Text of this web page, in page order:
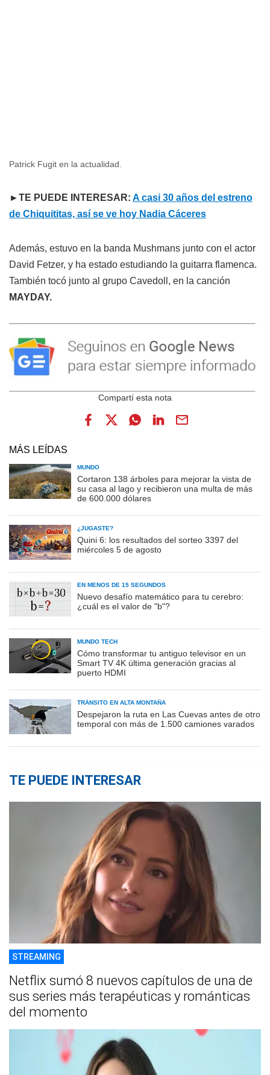
Patrick Fugit en la actualidad.
►TE PUEDE INTERESAR: A casi 30 años del estreno
de Chiquititas, así se ve hoy Nadia Cáceres
Además, estuvo en la banda Mushmans junto con el actor
David Fetzer, y ha estado estudiando la guitarra flamenca.
También tocó junto al grupo Cavedoll, en la canción
MAYDAY.
MÁS LEÍDAS
MUNDO
Cortaron 138 árboles para mejorar la vista de
su casa al lago y recibieron una multa de más
de 600.000 dólares
¿JUGASTE?
Quini 6: los resultados del sorteo 3397 del
miércoles 5 de agosto
EN MENOS DE 15 SEGUNDOS
Nuevo desafío matemático para tu cerebro:
¿cuál es el valor de "b"?
MUNDO TECH
Cómo transformar tu antiguo televisor en un
Smart TV 4K última generación gracias al
puerto HDMI
TRÁNSITO EN ALTA MONTAÑA
Despejaron la ruta en Las Cuevas antes de otro
temporal con más de 1.500 camiones varados
TE PUEDE INTERESAR
STREAMING
Netflix sumó 8 nuevos capítulos de una de
sus series más terapéuticas y románticas
del momento